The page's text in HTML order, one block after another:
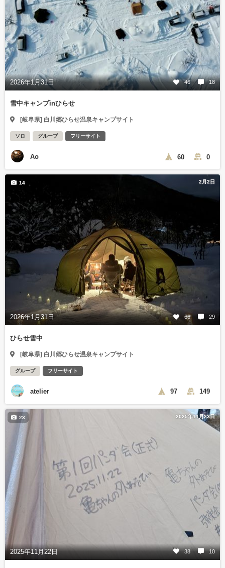
2026年1月31日 46 18
雪中キャンプinひらせ
[岐阜県] 白川郷ひらせ温泉キャンプサイト
ソロ グループ フリーサイト
Ao 60 0
2月2日
2026年1月31日 66 29
14
ひらせ雪中
[岐阜県] 白川郷ひらせ温泉キャンプサイト
グループ フリーサイト
atelier 97 149
2025年11月23日
2025年11月22日 38 10
23